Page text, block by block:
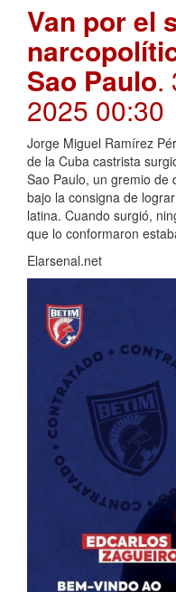
Van por el
Sao Paulo.
2025 00:30
Jorge Miguel Ramírez
de la Cuba castrista
Sao Paulo, un gremio de
bajo la consigna de
latina. Cuando surgió,
que lo conformaron
Elarsenal.net